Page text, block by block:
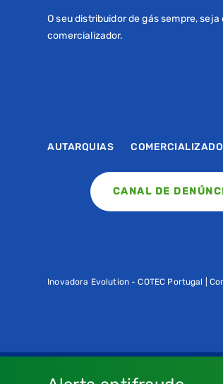
O seu distribuidor de gás sempre, seja
comercializador.
AUTARQUIAS
CANAL DE
Inovadora Evolution - COTEC Portugal |
Consulte os nossosTermos de uso e